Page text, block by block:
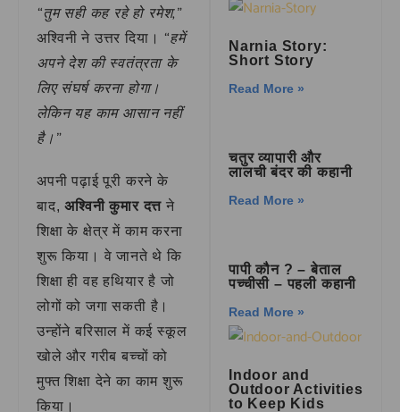
“तुम सही कह रहे हो रमेश,”
अश्विनी ने उत्तर दिया।
“हमें
अपने देश की स्वतंत्रता के
लिए संघर्ष करना होगा।
लेकिन यह काम आसान नहीं
है।”
अपनी पढ़ाई पूरी करने के
बाद,अश्विनी कुमार दत्त ने
शिक्षा के क्षेत्र में काम करना
शुरू किया। वे जानते थे कि
शिक्षा ही वह हथियार है जो
लोगों को जगा सकती है।
उन्होंने बरिसाल में कई स्कूल
खोले और गरीब बच्चों को
मुफ्त शिक्षा देने का काम शुरू
किया।
Narnia Story:
Short Story
Read More »
चतुर व्यापारी और
लालची बंदर की कहानी
Read More »
पापी कौन ? – बेताल
पच्चीसी – पहली कहानी
Read More »
Indoor and
Outdoor Activities
to Keep Kids